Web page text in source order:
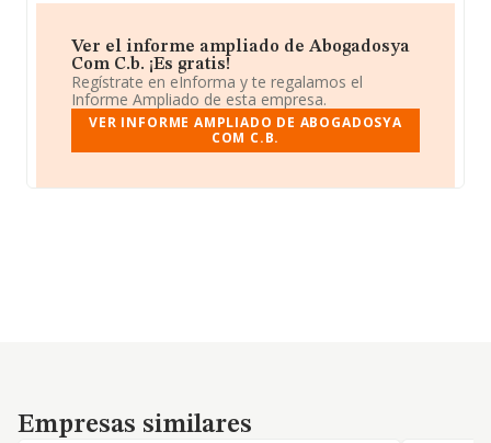
Ver el informe ampliado de Abogadosya
Com C.b. ¡Es gratis!
Regístrate en eInforma y te regalamos el
Informe Ampliado de esta empresa.
VER INFORME AMPLIADO DE ABOGADOSYA
COM C.B.
Empresas similares
Empresas similares